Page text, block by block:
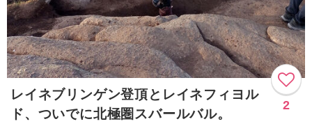
レイネブリンゲン登頂とレイネフィヨル
ド、ついでに北極圏スバールバル。
2